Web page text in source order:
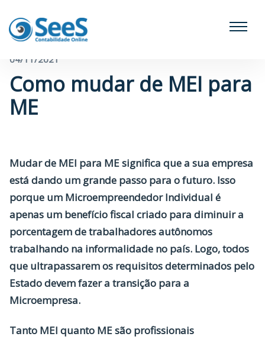
← Voltar para o blog
04/11/2021
Como mudar de MEI para
ME
Mudar de MEI para MEsignifica que a sua empresa
está dando um grande passo para o futuro. Isso
porque um Microempreendedor Individual é
apenas um benefício fiscal criado para diminuir a
porcentagem de trabalhadores autônomos
trabalhando na informalidade no país. Logo, todos
que ultrapassarem os requisitos determinados pelo
Estado devem fazer a transição para a
Microempresa.
Tanto MEI quanto ME são profissionais